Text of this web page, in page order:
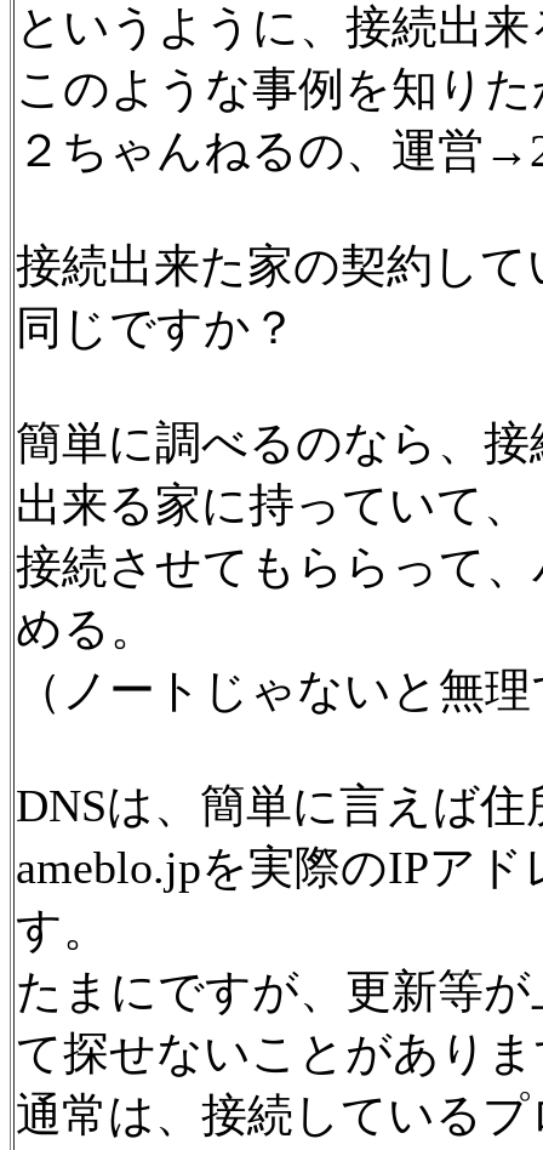
というように、接続出
このような事例を知り
２ちゃんねるの、運営
接続出来た家の契約し
同じですか？
簡単に調べるのなら、
出来る家に持っていて、
接続させてもららって
める。
（ノートじゃないと無
DNSは、簡単に言えば
ameblo.jpを実際のIPア
す。
たまにですが、更新等
て探せないことがあり
通常は、接続している